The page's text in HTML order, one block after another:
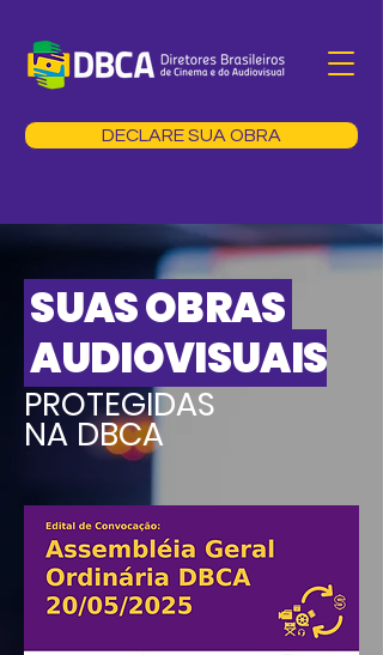
DECLARE SUA OBRA
SUAS OBRAS
AUDIOVISUAIS
PROTEGIDAS
NA DBCA